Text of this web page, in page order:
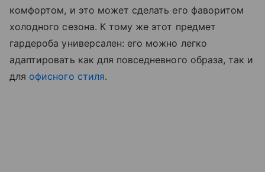
комфортом, и это может сделать его фаворитом
холодного сезона. К тому же этот предмет
гардероба универсален: его можно легко
адаптировать как для повседневного образа, так и
для офисного стиля.